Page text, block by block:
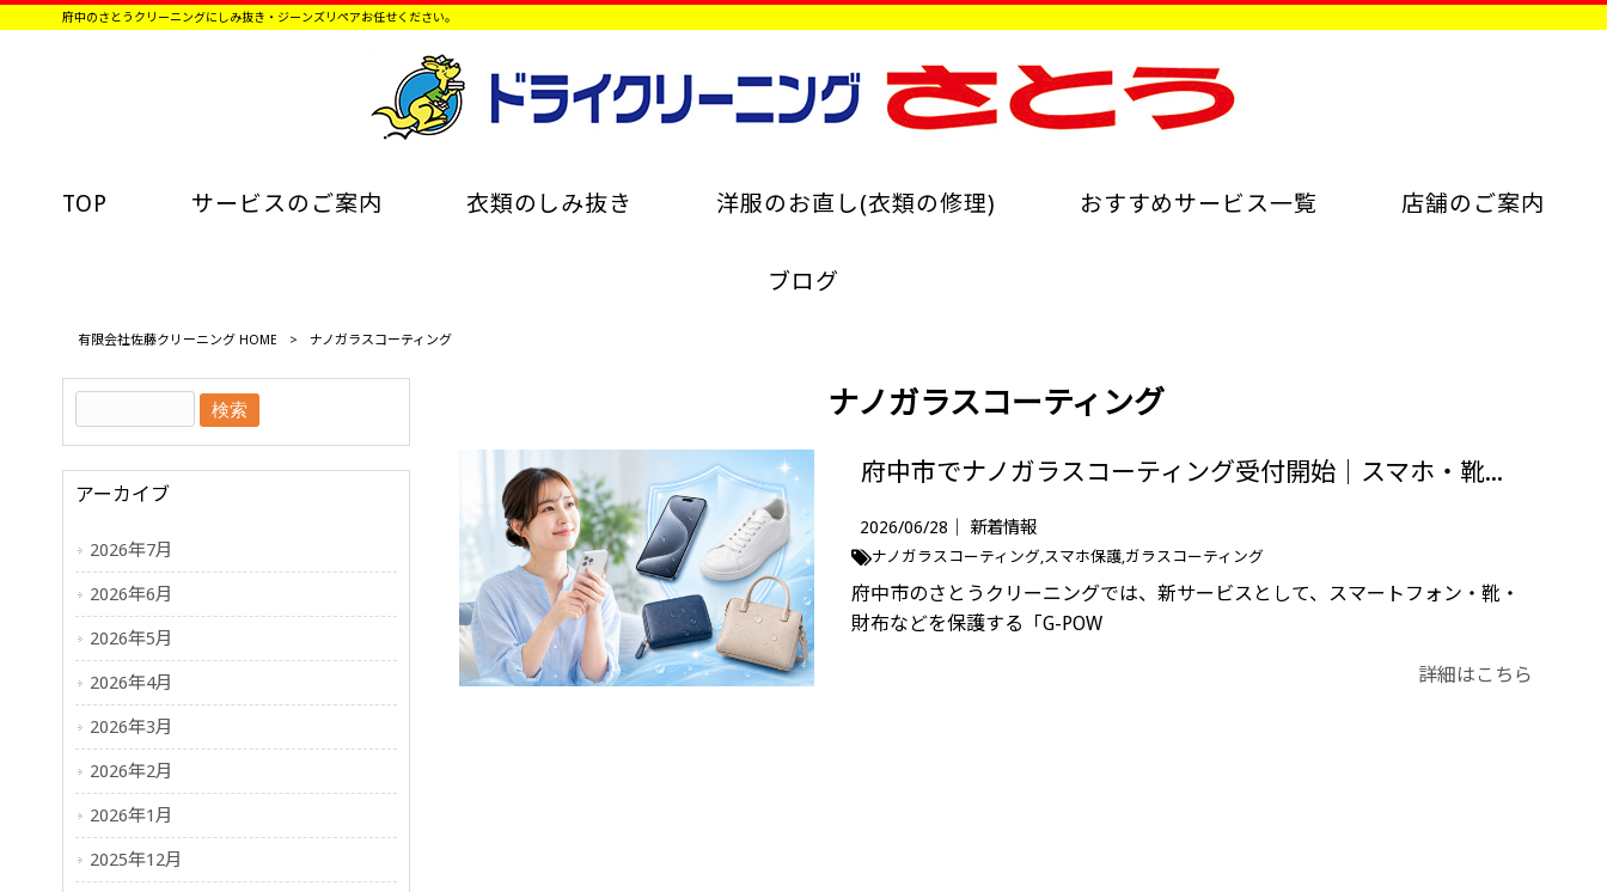
府中のさとうクリーニングにしみ抜き・ジーンズリペアお任せください。
TOP サービスのご案内 衣類のしみ抜き 洋服のお直し(衣類の修理) おすすめサービス一覧 店舗のご案内
ブログ
有限会社佐藤クリーニング HOME > ナノガラスコーティング
ナノガラスコーティング
府中市でナノガラスコーティング受付開始｜スマホ・靴・財布を汚れやキズから守る新サービス
2026/06/28｜ 新着情報
ナノガラスコーティング スマホ保護 ガラスコーティング
府中市のさとうクリーニングでは、新サービスとして、スマートフォン・靴・
財布などを保護する「G-POW
詳細はこちら
アーカイブ
2026年7月
2026年6月
2026年5月
2026年4月
2026年3月
2026年2月
2026年1月
2025年12月